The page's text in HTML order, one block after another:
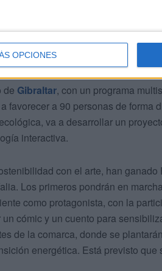
OPCIONES
a enfermos de Alzheimer:
de Gibraltar, con un programa
favorecer a 90 personas de forma
va a desarrollar un
interactiva.
con el arte, han ganado
Los primeros pondrán en
como protagonista, con la
cómic y un cuento para
de la comarca, donde se
energética. Está previsto que